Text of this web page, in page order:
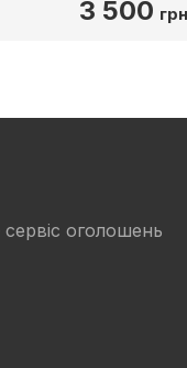
3 500 грн
оголошень